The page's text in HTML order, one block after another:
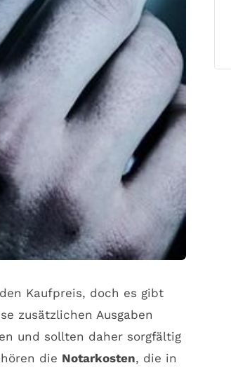
Kaufpreis, doch es gibt
zusätzlichen Ausgaben
und sollten daher sorgfältig
die Notarkosten, die in